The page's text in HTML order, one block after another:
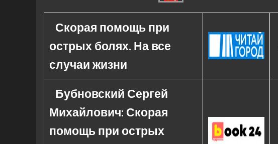
Скорая помощь при
острых болях. На все
случаи жизни
Бубновский Сергей
Михайлович: Скорая
помощь при острых